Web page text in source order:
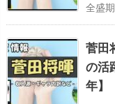
全盛
菅田
の活
年】